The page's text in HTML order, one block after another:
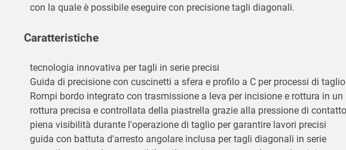
con la quale è possibile eseguire con precisione tagli diagonali.
Caratteristiche
tecnologia innovativa per tagli in serie precisi
Guida di precisione con cuscinetti a sfera e profilo a C per processi di
Rompi bordo integrato con trasmissione a leva per incisione e rottura in
rottura precisa e controllata della piastrella grazie alla pressione di
piena visibilità durante l'operazione di taglio per garantire lavori precisi
guida con battuta d'arresto angolare inclusa per tagli diagonali in serie